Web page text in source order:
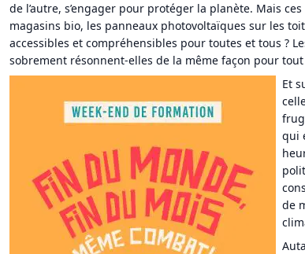
de l’autre, s’engager pour protéger la planète. Mais
magasins bio, les panneaux photovoltaïques sur les
accessibles et compréhensibles pour toutes et tous ?
sobrement résonnent-elles de la même façon pour tout
Et
qui
de